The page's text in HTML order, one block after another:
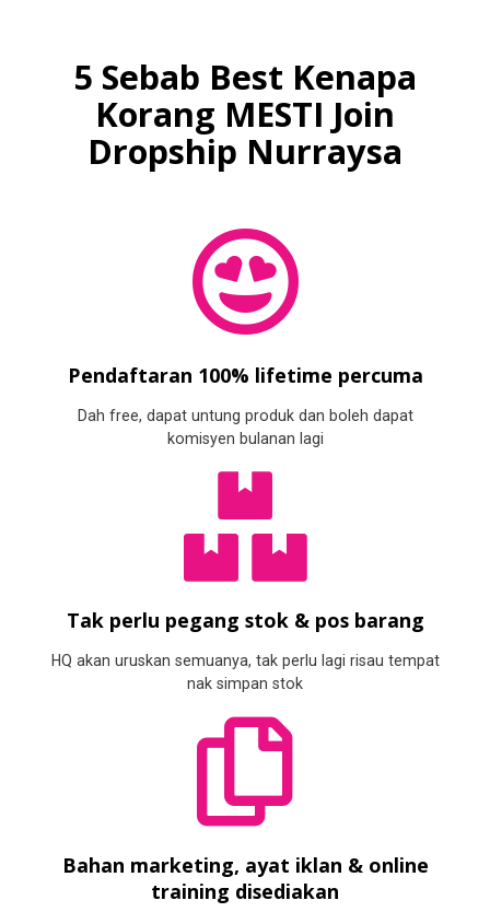
5 Sebab Best Kenapa
Korang MESTI Join
Dropship Nurraysa
Pendaftaran 100% lifetime percuma
Dah free, dapat untung produk dan boleh dapat
komisyen bulanan lagi
Tak perlu pegang stok & pos barang
HQ akan uruskan semuanya, tak perlu lagi risau tempat
nak simpan stok
Bahan marketing, ayat iklan & online
training disediakan